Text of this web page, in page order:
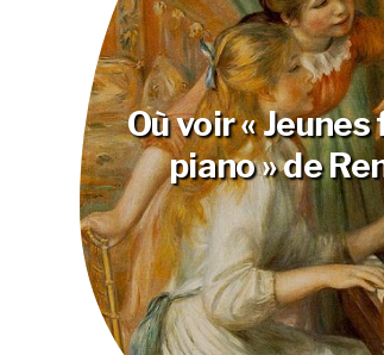
Où voir «
piano » de